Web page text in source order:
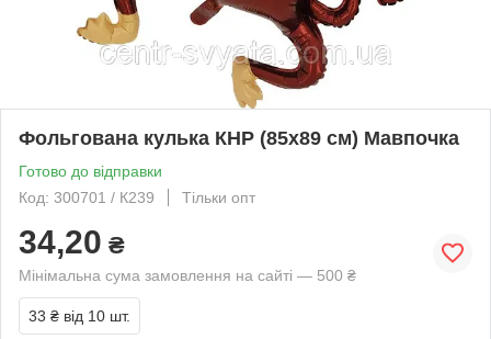
Фольгована кулька КНР (85х89 см) Мавпочка
Готово до відправки
Код: 300701 / К239
Тільки опт
34,20 ₴
Мінімальна сума замовлення на сайті — 500 ₴
33 ₴ від 10 шт.